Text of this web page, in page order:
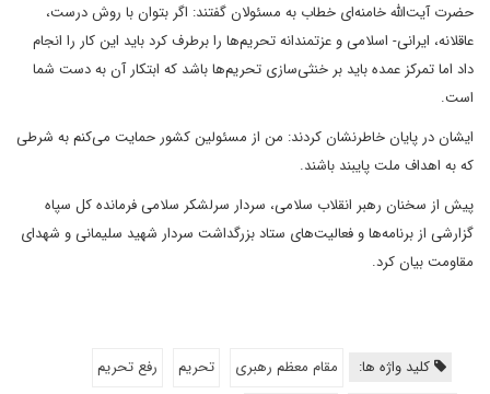
حضرت آیت‌الله خامنه‌ای خطاب به مسئولان گفتند: اگر بتوان با روش درست،
عاقلانه، ایرانی- اسلامی و عزتمندانه تحریم‌ها را برطرف کرد باید این کار را انجام
داد اما تمرکز عمده باید بر خنثی‌سازی تحریم‌ها باشد که ابتکار آن به دست شما
است.
ایشان در پایان خاطرنشان کردند: من از مسئولین کشور حمایت می‌کنم به شرطی
که به اهداف ملت پایبند باشند.
پیش از سخنان رهبر انقلاب سلامی، سردار سرلشکر سلامی فرمانده کل سپاه
گزارشی از برنامه‌ها و فعالیت‌های ستاد بزرگداشت سردار شهید سلیمانی و شهدای
مقاومت بیان کرد.
کلید واژه ها: مقام معظم رهبری تحریم
رفع تحریم